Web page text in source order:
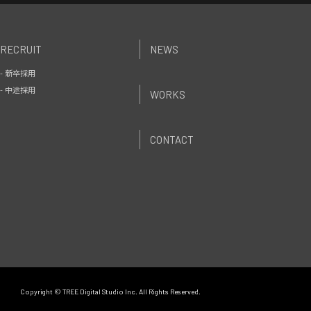
RECRUIT
- 新卒採用
- 中途採用
NEWS
WORKS
CONTACT
Copyright © TREE Digital Studio Inc. All Rights Reserved.